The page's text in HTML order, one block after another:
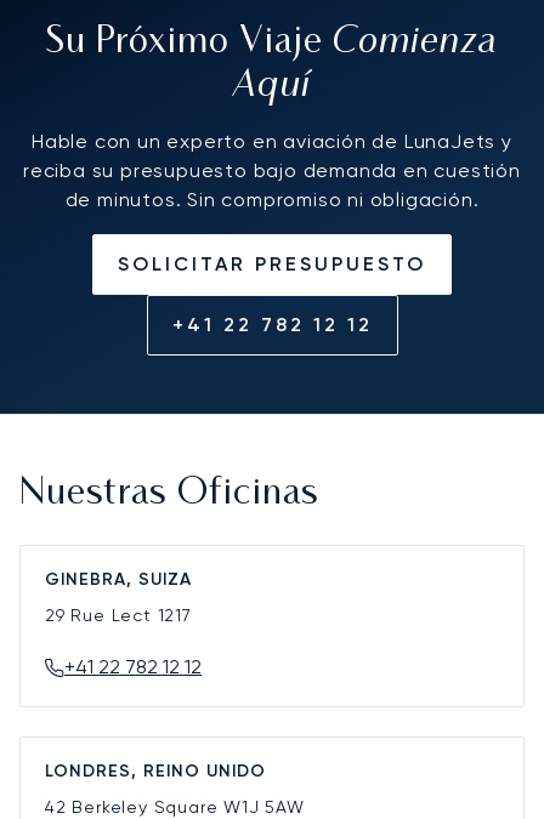
Su Próximo Viaje Comienza
Aquí
Hable con un experto en aviación de LunaJets y
reciba su presupuesto bajo demanda en cuestión
de minutos. Sin compromiso ni obligación.
SOLICITAR PRESUPUESTO
+41 22 782 12 12
Nuestras Oficinas
GINEBRA, SUIZA
29 Rue Lect 1217
+41 22 782 12 12
LONDRES, REINO UNIDO
42 Berkeley SquareW1J 5AW